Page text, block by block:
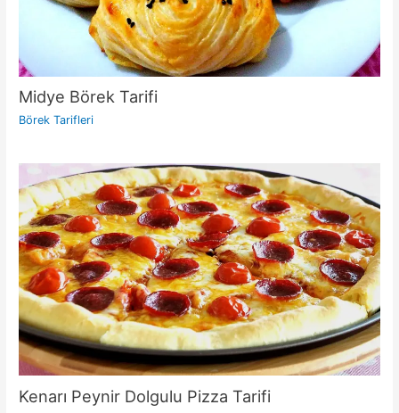
Midye Börek Tarifi
Börek Tarifleri
Kenarı Peynir Dolgulu Pizza Tarifi